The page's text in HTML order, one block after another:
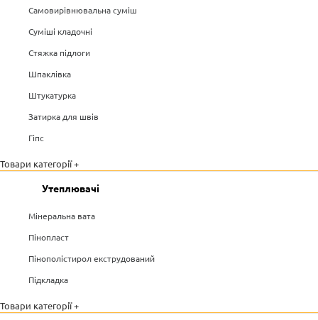
Самовирівнювальна суміш
Суміші кладочні
Стяжка підлоги
Шпаклівка
Штукатурка
Затирка для швів
Гіпс
Товари категорії +
Утеплювачі
Мінеральна вата
Пінопласт
Пінополістирол екструдований
Підкладка
Товари категорії +